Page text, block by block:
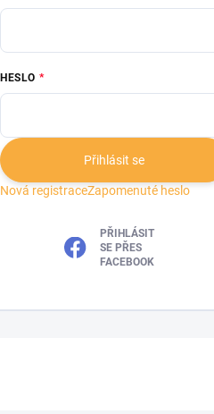
HESLO
Přihlásit se
Nová registraceZapomenuté heslo
PŘIHLÁSIT
SE PŘES
FACEBOOK